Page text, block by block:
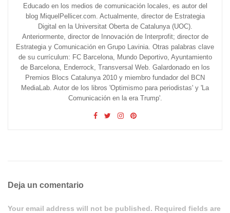
Educado en los medios de comunicación locales, es autor del
blog MiquelPellicer.com. Actualmente, director de Estrategia
Digital en la Universitat Oberta de Catalunya (UOC).
Anteriormente, director de Innovación de Interprofit; director de
Estrategia y Comunicación en Grupo Lavinia. Otras palabras clave
de su currículum: FC Barcelona, Mundo Deportivo, Ayuntamiento
de Barcelona, Enderrock, Transversal Web. Galardonado en los
Premios Blocs Catalunya 2010 y miembro fundador del BCN
MediaLab. Autor de los libros 'Optimismo para periodistas' y 'La
Comunicación en la era Trump'.
Deja un comentario
Your email address will not be published. Required fields are